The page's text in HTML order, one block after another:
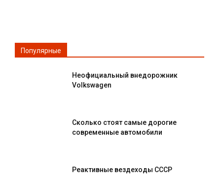
Популярные
Неофициальный внедорожник
Volkswagen
Сколько стоят самые дорогие
современные автомобили
Реактивные вездеходы СССР